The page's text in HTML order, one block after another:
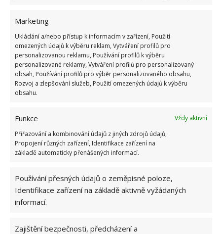
Marketing
Ukládání a/nebo přístup k informacím v zařízení, Použití
omezených údajů k výběru reklam, Vytváření profilů pro
personalizovanou reklamu, Používání profilů k výběru
personalizované reklamy, Vytváření profilů pro personalizovaný
obsah, Používání profilů pro výběr personalizovaného obsahu,
Rozvoj a zlepšování služeb, Použití omezených údajů k výběru
obsahu.
Funkce
Vždy aktivní
Přiřazování a kombinování údajů z jiných zdrojů údajů,
Propojení různých zařízení, Identifikace zařízení na
základě automaticky přenášených informací.
Používání přesných údajů o zeměpisné poloze,
Identifikace zařízení na základě aktivně vyžádaných
informací.
Zajištění bezpečnosti, předcházení a
Svěží vůně eukalyptu pomáhá s ucpaným nosem,
zbavuje migrény. V domácnosti je to účinný prostředek,
který likviduje roztoče. Výtečný je tedy na čištění
plyšových hraček, matrací, koberečků. Rovněž
odpuzuje hmyz.